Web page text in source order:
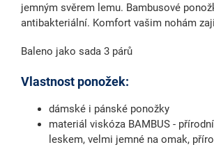
jemným svěrem lemu. Bambusové
antibakteriální. Komfort vašim nohám
Baleno jako sada 3 párů
Vlastnost ponožek:
dámské i pánské ponožky
materiál viskóza BAMBUS -
leskem, velmi jemné na omak,